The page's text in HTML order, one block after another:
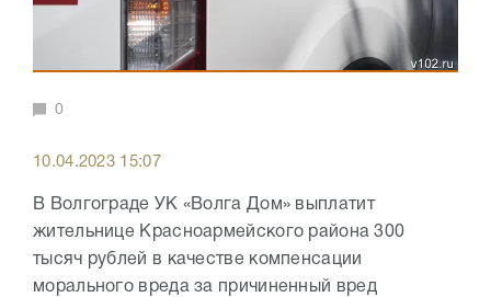
0
10.04.2023 15:07
В Волгограде УК «Волга Дом» выплатит
жительнице Красноармейского района 300
тысяч рублей в качестве компенсации
морального вреда за причиненный вред